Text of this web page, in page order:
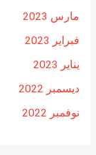
مارس 2023
فبراير 2023
يناير 2023
ديسمبر 2022
نوفمبر 2022